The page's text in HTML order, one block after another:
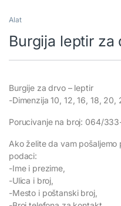
Alat
Burgija leptir za
Burgije za drvo – leptir
-Dimenzija 10, 12, 16, 18, 20,
Porucivanje na broj: 064/
Ako želite da vam
podaci:
-Ime i prezime,
-Ulica i broj,
-Mesto i poštanski broj,